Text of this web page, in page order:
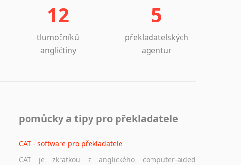
12
tlumočníků
angličtiny
5
překladatelských
agentur
pomůcky a tipy pro překladatele
CAT - software pro překladatele
CAT je zkratkou z anglického computer-aided